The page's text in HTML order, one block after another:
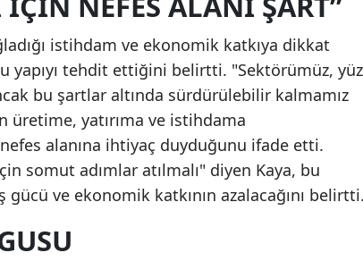
istihdam ve ekonomik katkıya dikkat
yapıyı tehdit ettiğini belirtti. "Sektörümüz, yüz
bu şartlar altında sürdürülebilir kalmamız
üretime, yatırıma ve istihdama
alanına ihtiyaç duyduğunu ifade etti.
somut adımlar atılmalı" diyen Kaya, bu
ve ekonomik katkının azalacağını